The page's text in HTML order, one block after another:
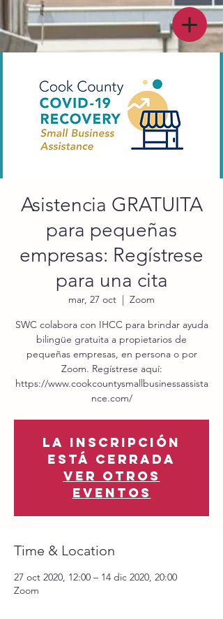
Asistencia GRATUITA
para pequeñas
empresas: Regístrese
para una cita
mar, 27 oct
  |
Zoom
SWC colabora con IHCC para brindar ayuda
bilingüe gratuita a propietarios de
pequeñas empresas, en persona o por
Zoom. Regístrese aquí:
https://www.cookcountysmallbusinessassista
nce.com/
La inscripción
está cerrada
Ver otros
eventos
Time & Location
27 oct 2020, 12:00 – 14 dic 2020, 20:00
Zoom